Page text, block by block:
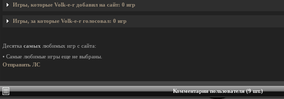
Игры, которые Volk-e-r добавил на сайт: 0 игр
Игры, за которые Volk-e-r голосовал: 0 игр
Десятка самых любимых игр с сайта:
• Самые любимые игры еще не выбраны.
Отправить ЛС
Комментарии пользователя (9 шт.)